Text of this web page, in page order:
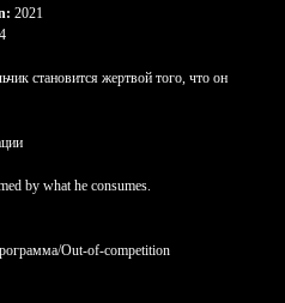
2021
становится жертвой того, что он
by what he consumes.
Out-of-competition